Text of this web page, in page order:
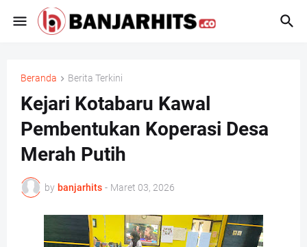
Beranda Berita Terkini
Kejari Kotabaru Kawal
Pembentukan Koperasi Desa
Merah Putih
by banjarhits - Maret 03, 2026